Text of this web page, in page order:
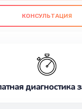
качество
работ. Наша цель -
образом. Не медлите
КОНСУЛЬТАЦИЯ
диагностика